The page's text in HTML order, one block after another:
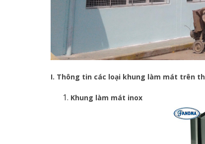
I. Thông tin các loại khung làm mát trên
Khung làm mát inox